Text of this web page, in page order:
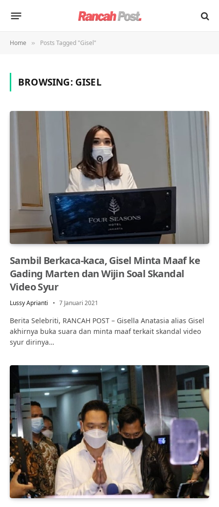
Home » Posts Tagged "Gisel"
BROWSING: GISEL
Sambil Berkaca-kaca, Gisel Minta Maaf ke
Gading Marten dan Wijin Soal Skandal
Video Syur
Lussy Aprianti 7 Januari 2021
Berita Selebriti, RANCAH POST – Gisella Anatasia alias Gisel
akhirnya buka suara dan minta maaf terkait skandal video
syur dirinya…